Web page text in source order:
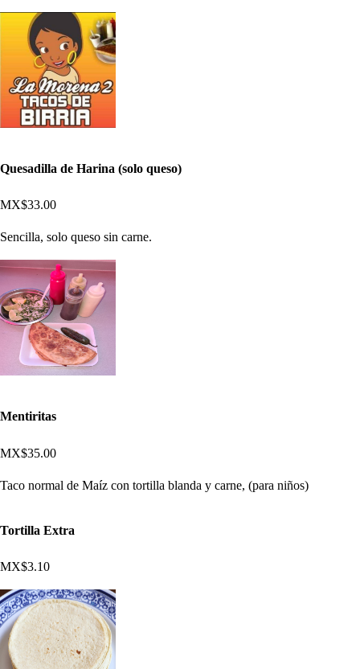
Quesadilla de Harina (solo queso)
MX$33.00
Sencilla, solo queso sin carne.
Mentiritas
MX$35.00
Taco normal de Maíz con tortilla blanda y carne, (para niños)
Tortilla Extra
MX$3.10